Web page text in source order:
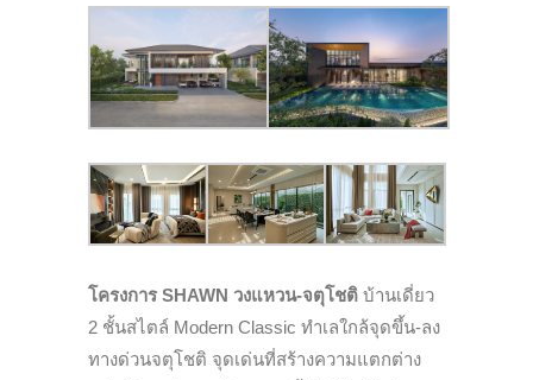
โครงการ SHAWN วงแหวน-จตุโชติ บ้านเดี่ยว
2 ชั้นสไตล์ Modern Classic ทำเลใกล้จุดขึ้น-ลง
ทางด่วนจตุโชติ จุดเด่นที่สร้างความแตกต่าง